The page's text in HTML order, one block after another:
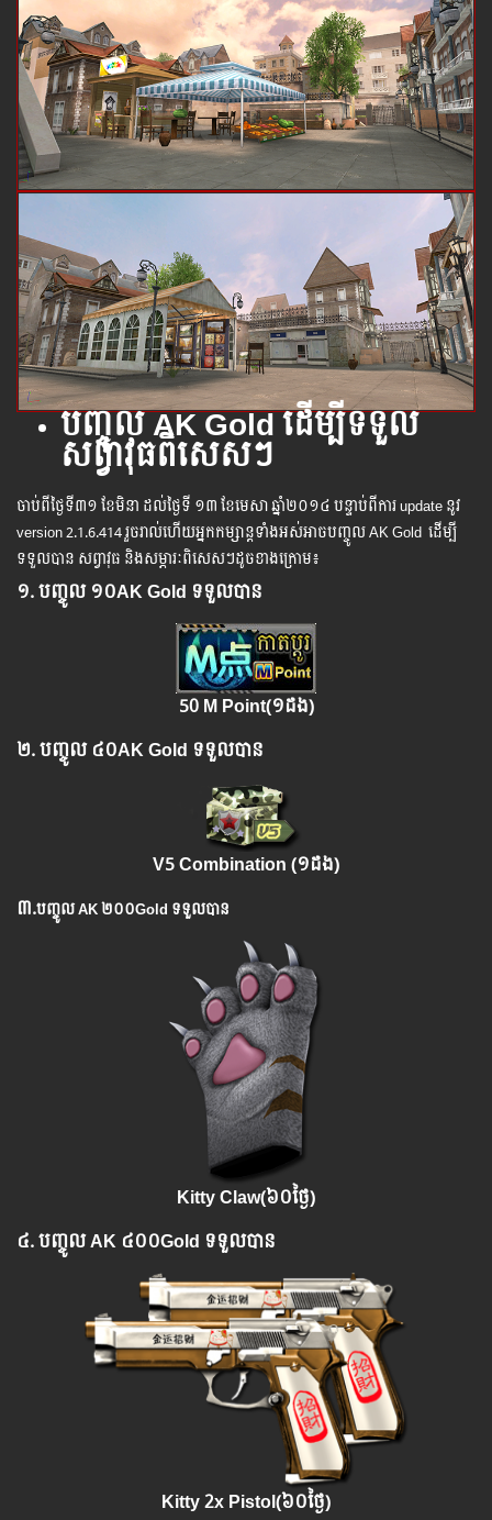
បញ្ចូ​ល​ AK Gold ដើម្បី​ទទួល​
សព្វាវុធ​ពិសេសៗ
ចាប់​ពី​ថ្ងៃ​ទី​​៣១ ខែមិនា ​ដល់​​​ថ្ងៃ​​ទី ១៣ ខែមេសា ឆ្នាំ​២០១៤ បន្ទាប់​​ពី​​ការ ​update ​នូវ ​
version 2.1.6.414 រួច​​រាល់​​ហើយ​​អ្នក​​កម្សាន្ដ​​ទាំង​​អស់​​អាច​​បញ្ចូល​ AK Gold ​​ ​ដើម្បី​​
ទទួល​​បាន​ ​សព្វាវុធ​ និង​​សម្ភារៈ​ពិសេស​ៗ​ដូច​ខាង​ក្រោម៖
១.បញ្ចូ​ល​១០AK Gold ទទួលបាន
50 M Point(១ដង)
២.បញ្ចូ​ល​៤០AK Gold ទទួលបាន
V5 Combination (១ដង)
៣.បញ្ចូ​ល​AK ២០០Gold ទទួលបាន
Kitty Claw(៦០ថ្ងៃ)
៤.បញ្ចូ​ល​AK ៤០០Gold ទទួលបាន
Kitty 2x Pistol(៦០ថ្ងៃ)